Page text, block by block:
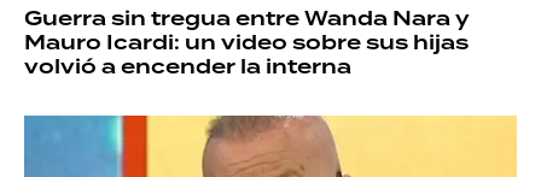
Guerra sin tregua entre Wanda Nara y
Mauro Icardi: un video sobre sus hijas
volvió a encender la interna